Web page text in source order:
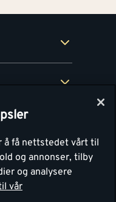
å få nettstedet vårt til
og annonser, tilby
og analysere
vår